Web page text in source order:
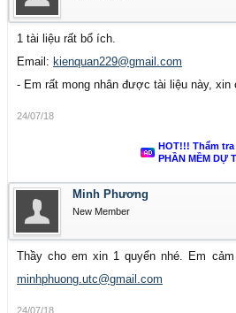
Như vậy, các thành viên của diễn
hãy cung cấp địa chỉ email để tác
Thay mặt diễn đàn
1 tài liệu rất bổ ích.
Email: kienquan229@gmail.com
- Em rất mong nhân được tài liệu này, xin
24/07/18
HOT!!! Thẩm
PHẦN MỀM DỰ
Minh Phương
New Member
Thầy cho em xin 1 quyển nhé. Em
minhphuong.utc@gmail.com
24/07/18